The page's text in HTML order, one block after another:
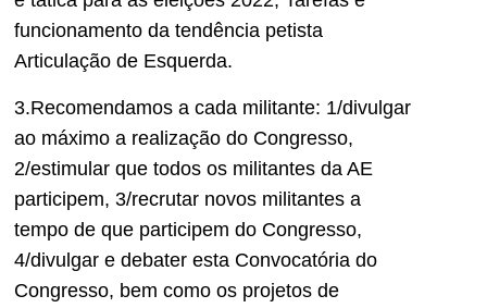
funcionamento da tendência petista
Articulação de Esquerda.
3.Recomendamos a cada militante: 1/divulgar
ao máximo a realização do Congresso,
2/estimular que todos os militantes da AE
participem, 3/recrutar novos militantes a
tempo de que participem do Congresso,
4/divulgar e debater esta Convocatória do
Congresso, bem como os projetos de